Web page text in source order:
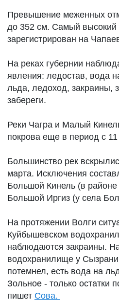
Превышение меженных
до 352 см. Самый высокий
зарегистрирован на
На реках губернии
явления: ледостав, вода
льда, ледоход, закраины,
забереги.
Реки Чагра и Малый
покрова еще в период с
Большинство рек
марта. Исключения
Большой Кинель (в
Большой Иргиз (у села
На протяжении Волги
Куйбышевском
наблюдаются закраины.
водохранилище у
потемнел, есть вода на
Зольное - только остатки
пишет Сова.